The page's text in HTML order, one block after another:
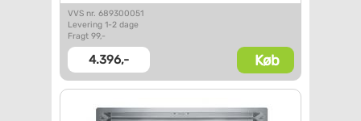
VVS nr. 689300051
Levering 1-2 dage
Fragt 99,-
4.396,- Køb